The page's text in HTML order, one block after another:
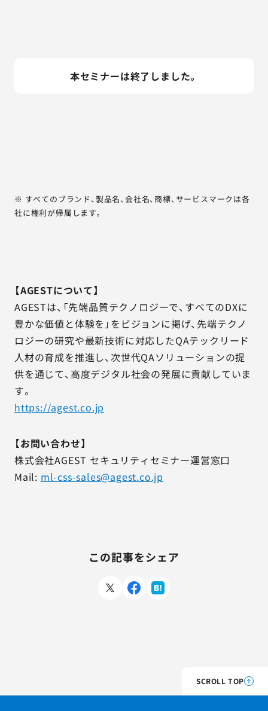
本セミナーは終了しました。
※ すべてのブランド、製品名、会社名、商標、サービスマークは各
社に権利が帰属します。
【AGESTについて】
AGESTは、「先端品質テクノロジーで、すべてのDXに
豊かな価値と体験を」をビジョンに掲げ、先端テクノ
ロジーの研究や最新技術に対応したQAテックリード
人材の育成を推進し、次世代QAソリューションの提
供を通じて、高度デジタル社会の発展に貢献していま
す。
https://agest.co.jp
【お問い合わせ】
株式会社AGEST セキュリティセミナー運営窓口
Mail: ml-css-sales@agest.co.jp
この記事をシェア
SCROLL TOP